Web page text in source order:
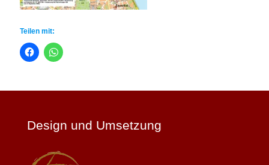
Teilen mit:
Design und Umsetzung